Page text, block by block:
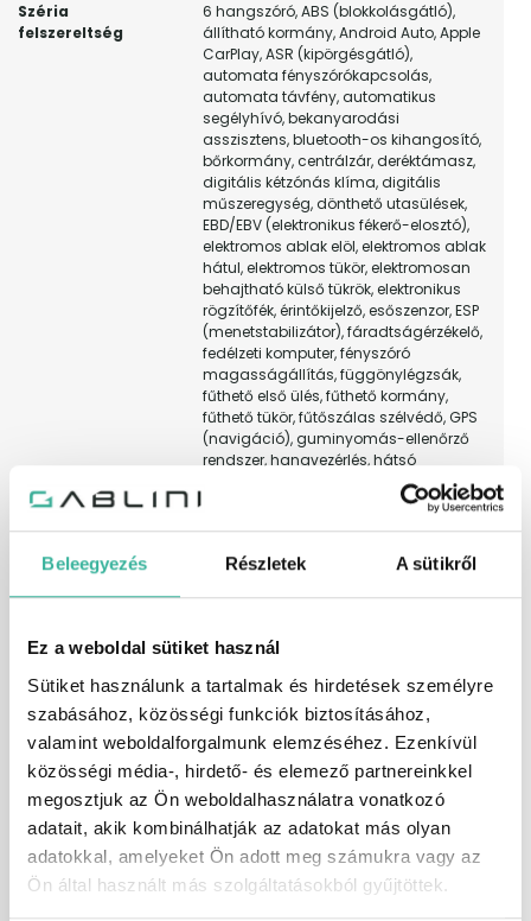
Beleegyezés Részletek A sütikről
Ez a weboldal sütiket használ
Sütiket használunk a tartalmak és hirdetések személyre
szabásához, közösségi funkciók biztosításához,
valamint weboldalforgalmunk elemzéséhez. Ezenkívül
közösségi média-, hirdető- és elemező partnereinkkel
megosztjuk az Ön weboldalhasználatra vonatkozó
adatait, akik kombinálhatják az adatokat más olyan
adatokkal, amelyeket Ön adott meg számukra vagy az
Ön által használt más szolgáltatásokból gyűjtöttek.
Széria
felszereltség
6 hangszóró, ABS (blokkolásgátló),
állítható kormány, Android Auto, Apple
CarPlay, ASR (kipörgésgátló),
automata fényszórókapcsolás,
automata távfény, automatikus
segélyhívó, bekanyarodási
asszisztens, bluetooth-os kihangosító,
bőrkormány, centrálzár, deréktámasz,
digitális kétzónás klíma, digitális
műszeregység, dönthető utasülések,
EBD/EBV (elektronikus fékerő-elosztó),
elektromos ablak elöl, elektromos ablak
hátul, elektromos tükör, elektromosan
behajtható külső tükrök, elektronikus
rögzítőfék, érintőkijelző, esőszenzor, ESP
(menetstabilizátor), fáradtságérzékelő,
fedélzeti komputer, fényszóró
magasságállítás, függönylégzsák,
fűthető első ülés, fűthető kormány,
fűthető tükör, fűtőszálas szélvédő, GPS
(navigáció), guminyomás-ellenőrző
rendszer, hangvezérlés, hátsó
fejtámlák, hátsó keresztirányú
forgalomra figyelmeztetés, hátsó oldal
rendszer, kihangosító, kikapcsolható
indítás, kulcsnélküli nyitórendszer, LED
manuális (6 fokozatú) sebességváltó,
menetfény, multifunkcionális kijelző,
multifunkciós kormánykerék,
oldallégzsák, parkolóasszisztens,
radaros fékasszisztens, sávtartó
rendszer, sebességfüggő
szervókormány, start-
stop/motormegállító rendszer,
szervokormány, színezett üveg, tábla-
felismerő funkció, távolsági fényszóró